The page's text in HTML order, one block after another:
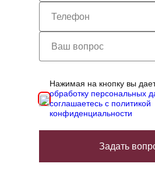
Нажимая на кнопку вы
обработку персональных
соглашаетесь с политикой
конфиденциальности
Задать